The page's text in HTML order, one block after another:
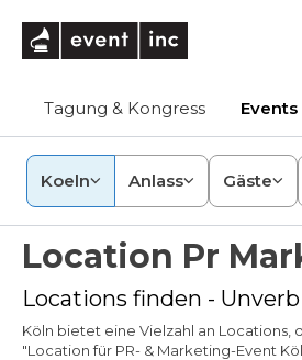
Tagung & Kongress Events
Koeln Anlass Gäste
Location Pr
Locations finden -
Köln bietet eine Vielzahl an Locations,
"Location für PR- & Marketing-Event